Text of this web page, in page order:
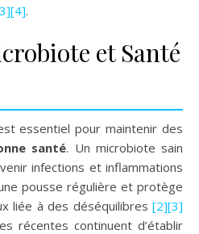
[4].
et Santé
essentiel pour maintenir des
santé. Un microbiote sain
infections et inflammations
pousse régulière et protège
liée à des déséquilibres [2][3]
récentes continuent d’établir